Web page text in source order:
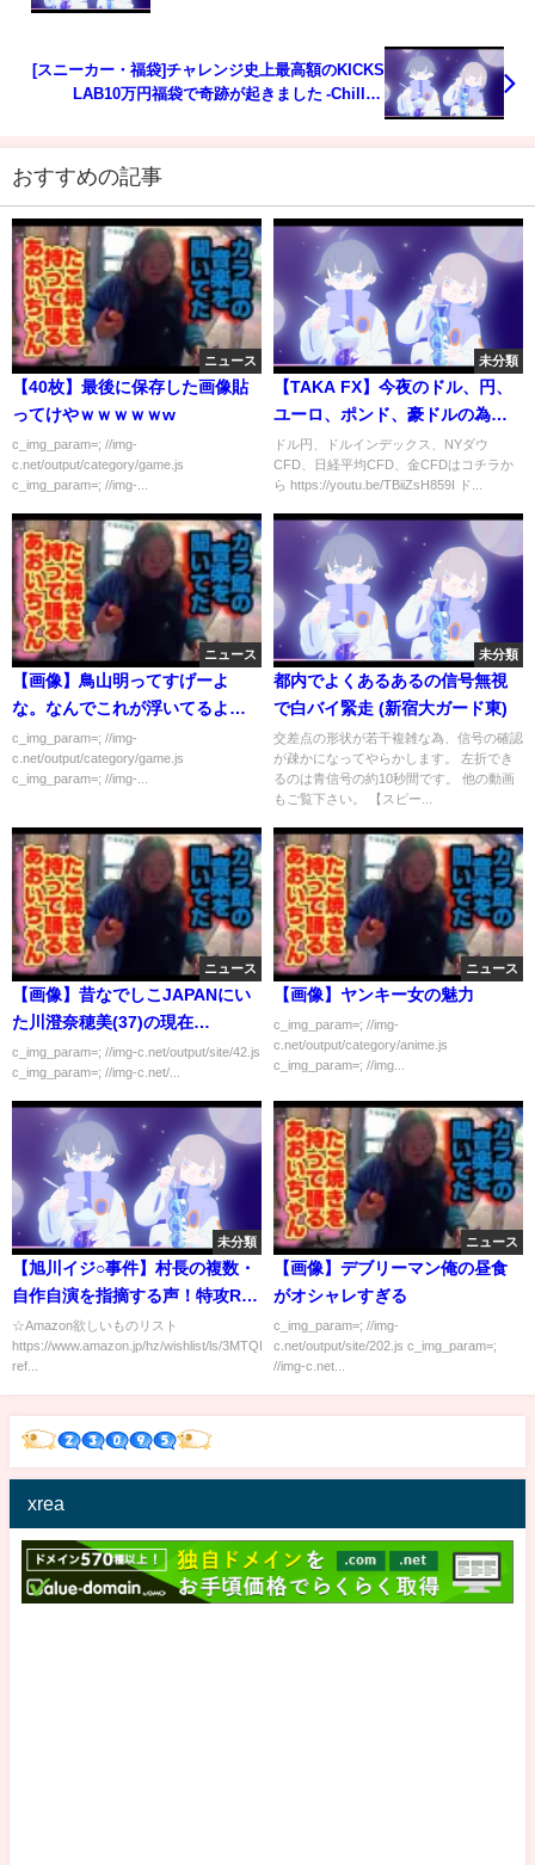
[スニーカー・福袋]チャレンジ史上最高額のKICKS
LAB10万円福袋で奇跡が起きました -Chillin’
おすすめの記事
ニュース
【40枚】最後に保存した画像貼
ってけやｗｗｗｗｗw
c_img_param=; //img-
c.net/output/category/game.js
c_img_param=; //img-...
未分類
【TAKA FX】今夜のドル、円、
ユーロ、ポンド、豪ドルの為替
相場の予想をチャートから解
説。12月1日
ドル円、ドルインデックス、NYダウ
CFD、日経平均CFD、金CFDはコチラか
ら https://youtu.be/TBiiZsH859I ド...
ニュース
【画像】鳥山明ってすげーよ
な。なんでこれが浮いてるよう
に見えるんだろう？
c_img_param=; //img-
c.net/output/category/game.js
c_img_param=; //img-...
未分類
都内でよくあるあるの信号無視
で白バイ緊走 (新宿大ガード東)
交差点の形状が若干複雑な為、信号の確認
が疎かになってやらかします。 左折でき
るのは青信号の約10秒間です。 他の動画
もご覧下さい。 【スピー...
ニュース
【画像】昔なでしこJAPANにい
た川澄奈穂美(37)の現在…
c_img_param=; //img-c.net/output/site/42.js
c_img_param=; //img-c.net/...
ニュース
【画像】ヤンキー女の魅力
c_img_param=; //img-
c.net/output/category/anime.js
c_img_param=; //img...
未分類
【旭川イジ○事件】村長の複数・
自作自演を指摘する声！特攻RE
チームのライブ
☆Amazon欲しいものリスト
https://www.amazon.jp/hz/wishlist/ls/3MTQPTNTTWFUH?
ref...
ニュース
【画像】デブリーマン俺の昼食
がオシャレすぎる
c_img_param=; //img-
c.net/output/site/202.js c_img_param=;
//img-c.net...
xrea